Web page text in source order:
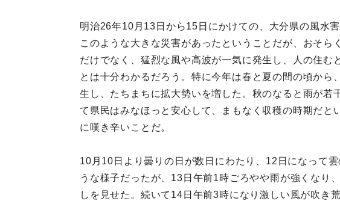
明治26年10月13日から15日にかけての、大分県の風水
このような大きな災害があったということだが、おそ
だけでなく、猛烈な風や高波が一気に発生し、人の住
とは十分わかるだろう。特に今年は春と夏の間の頃か
生し、たちまちに拡大勢いを増した。秋のなると雨が
て県民はみなほっと安心して、まもなく収穫の時期だ
に嘆き辛いことだ。
10月10日より曇りの日が数日にわたり、12日になって
うな様子だったが、13日午前1時ごろやや雨が強くなり
しを見せた。続いて14日午前3時になり激しい風が吹き